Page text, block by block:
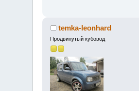
temka-leonhard
Продвинутый кубовод